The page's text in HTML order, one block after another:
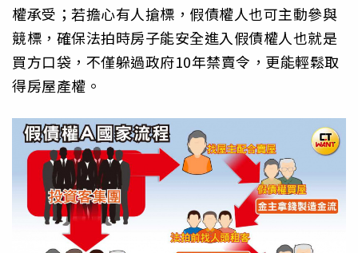
權承受；若擔心有人搶標，假債權人也可主動參與
競標，確保法拍時房子能安全進入假債權人也就是
買方口袋，不僅躲過政府10年禁賣令，更能輕鬆取
得房屋產權。